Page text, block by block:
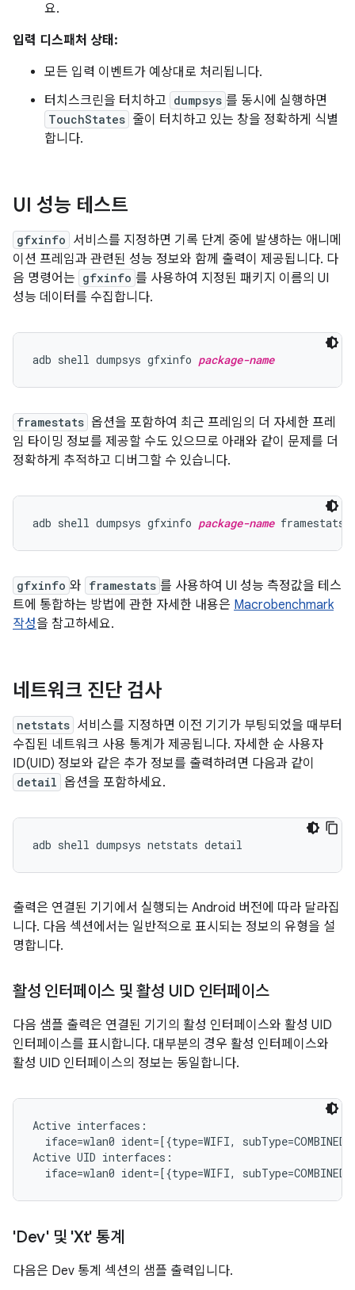
요.
입력 디스패처 상태:
모든 입력 이벤트가 예상대로 처리됩니다.
터치스크린을 터치하고 dumpsys 를 동시에 실행하면
TouchStates 줄이 터치하고 있는 창을 정확하게 식별
합니다.
UI 성능 테스트
gfxinfo 서비스를 지정하면 기록 단계 중에 발생하는 애니메
이션 프레임과 관련된 성능 정보와 함께 출력이 제공됩니다. 다
음 명령어는 gfxinfo 를 사용하여 지정된 패키지 이름의 UI
성능 데이터를 수집합니다.
adb shell dumpsys gfxinfo package-name
framestats 옵션을 포함하여 최근 프레임의 더 자세한 프레
임 타이밍 정보를 제공할 수도 있으므로 아래와 같이 문제를 더
정확하게 추적하고 디버그할 수 있습니다.
adb shell dumpsys gfxinfo package-name
gfxinfo 와 framestats 를 사용하여 UI 성능 측정값을 테스
트에 통합하는 방법에 관한 자세한 내용은 Macrobenchmark
작성을 참고하세요.
네트워크 진단 검사
netstats 서비스를 지정하면 이전 기기가 부팅되었을 때부터
수집된 네트워크 사용 통계가 제공됩니다. 자세한 순 사용자
ID(UID) 정보와 같은 추가 정보를 출력하려면 다음과 같이
detail 옵션을 포함하세요.
출력은 연결된 기기에서 실행되는 Android 버전에 따라 달라집
니다. 다음 섹션에서는 일반적으로 표시되는 정보의 유형을 설
명합니다.
활성 인터페이스 및 활성 UID 인터페이스
다음 샘플 출력은 연결된 기기의 활성 인터페이스와 활성 UID
인터페이스를 표시합니다. 대부분의 경우 활성 인터페이스와
활성 UID 인터페이스의 정보는 동일합니다.
Active interfaces:
iface=wlan0 ident=[{type=WIFI,
Active UID interfaces:
'Dev' 및 'Xt' 통계
다음은 Dev 통계 섹션의 샘플 출력입니다.